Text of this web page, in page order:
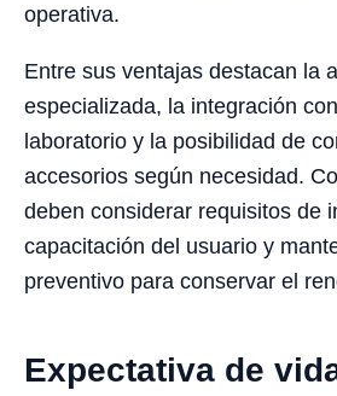
operativa.
Entre sus ventajas destacan la
especializada, la integración
laboratorio y la posibilidad de
accesorios según necesidad.
deben considerar requisitos de
capacitación del usuario y
preventivo para conservar el
Expectativa de